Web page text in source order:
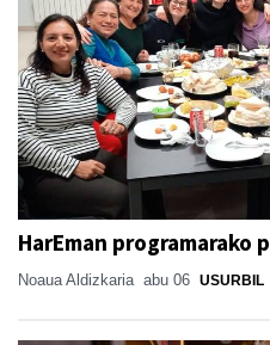
HarEman programarako
Noaua Aldizkaria abu 06 USURBIL